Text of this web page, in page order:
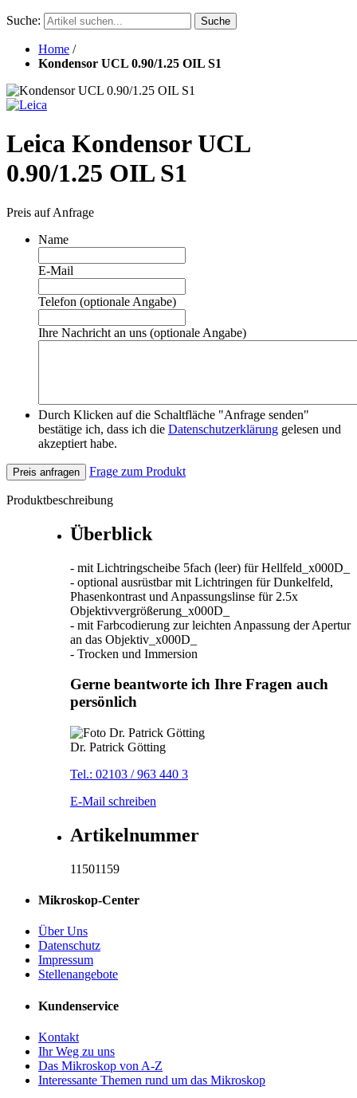
Suche: Suche
Home /
Kondensor UCL 0.90/1.25 OIL S1
Leica Kondensor UCL
0.90/1.25 OIL S1
Preis auf Anfrage
Name
E-Mail
Telefon (optionale Angabe)
Ihre Nachricht an uns (optionale Angabe)
Durch Klicken auf die Schaltfläche "Anfrage senden"
bestätige ich, dass ich die Datenschutzerklärung gelesen und
akzeptiert habe.
Preis anfragen Frage zum Produkt
Produktbeschreibung
Überblick
- mit Lichtringscheibe 5fach (leer) für Hellfeld_x000D_
- optional ausrüstbar mit Lichtringen für Dunkelfeld,
Phasenkontrast und Anpassungslinse für 2.5x
Objektivvergrößerung_x000D_
- mit Farbcodierung zur leichten Anpassung der Apertur
an das Objektiv_x000D_
- Trocken und Immersion
Gerne beantworte ich Ihre Fragen auch
persönlich
Dr. Patrick Götting
Tel.: 02103 / 963 440 3
E-Mail schreiben
Artikelnummer
11501159
Mikroskop-Center
Über Uns
Datenschutz
Impressum
Stellenangebote
Kundenservice
Kontakt
Ihr Weg zu uns
Das Mikroskop von A-Z
Interessante Themen rund um das Mikroskop